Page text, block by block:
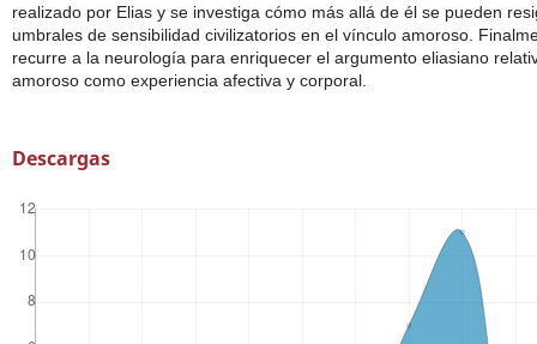
realizado por Elias y se investiga cómo más allá de él se pueden
umbrales de sensibilidad civilizatorios en el vínculo amoroso.
recurre a la neurología para enriquecer el argumento eliasiano
amoroso como experiencia afectiva y corporal.
Descargas